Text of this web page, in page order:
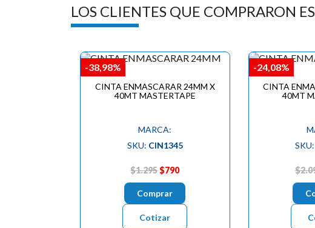
LOS CLIENTES QUE COMPRARON
CINTA ENMASCARAR 24MM X
40MT MASTERTAPE
MARCA:
SKU: CIN1345
$1.295$790
Comprar
Cotizar
-38,98%
CINTA
40MT
SKU:
-24,08%